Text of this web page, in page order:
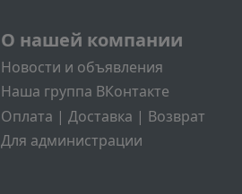
Меню учётной записи
О нашей компании
Новости и объявления
Наша группа ВКонтакте
Оплата | Доставка | Возврат
Для администрации